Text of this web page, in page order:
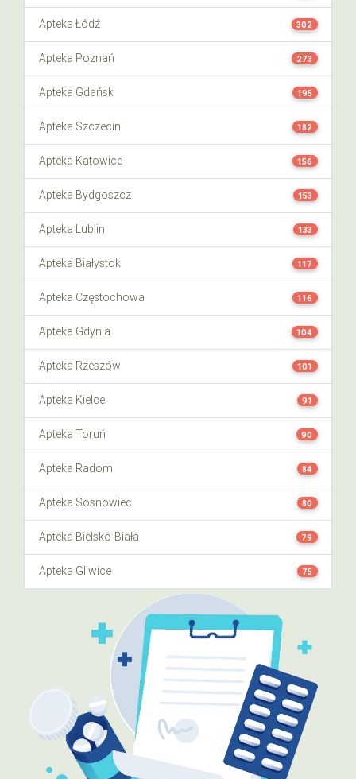
Apteka Łódź 302
Apteka Poznań 273
Apteka Gdańsk 195
Apteka Szczecin 182
Apteka Katowice 156
Apteka Bydgoszcz 153
Apteka Lublin 133
Apteka Białystok 117
Apteka Częstochowa 116
Apteka Gdynia 104
Apteka Rzeszów 101
Apteka Kielce 91
Apteka Toruń 90
Apteka Radom 84
Apteka Sosnowiec 80
Apteka Bielsko-Biała 79
Apteka Gliwice 75